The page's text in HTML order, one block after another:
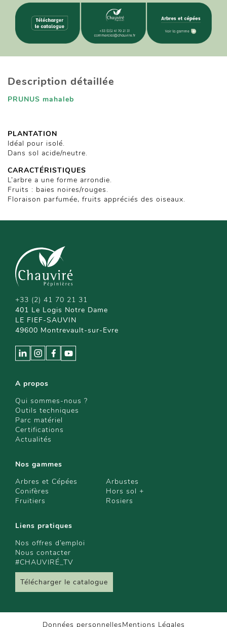
Description détaillée
PRUNUS mahaleb
PLANTATION
Idéal pour isolé.
Dans sol acide/neutre.
CARACTÉRISTIQUES
L’arbre a une forme arrondie.
Fruits : baies noires/rouges.
Floraison parfumée, fruits appréciés des oiseaux.
+33 (2) 41 70 21 31
401 Le Logis Notre Dame
LE FIEF-SAUVIN
49600 Montrevault-sur-Evre
A propos
Qui sommes-nous ?
Outils techniques
Parc matériel
Certifications
Actualités
Nos gammes
Arbres et Cépées
Arbustes
Conifères
Hors sol +
Fruitiers
Rosiers
Liens pratiques
Nos offres d’emploi
Nous contacter
#CHAUVIRÉ_TV
Télécharger le catalogue
Données personnellesMentions Légales